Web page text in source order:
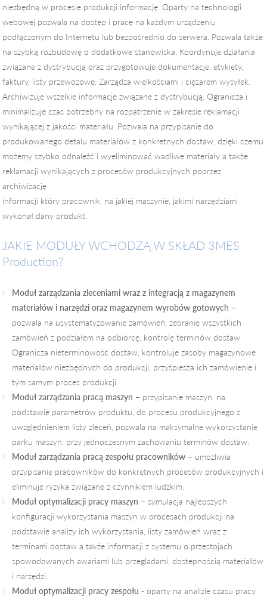
niezbędną w procesie produkcji informację. Oparty na technologii
webowej pozwala na dostęp i pracę na każdym urządzeniu
podłączonym do Internetu lub bezpośrednio do serwera. Pozwala także
na szybką rozbudowę o dodatkowe stanowiska. Koordynuje działania
związane z dystrybucją oraz przygotowuje dokumentacje: etykiety,
faktury, listy przewozowe. Zarządza wielkościami i ciężarem wysyłek.
Archiwizuje wszelkie informacje związane z dystrybucją. Ogranicza i
minimalizuje czas potrzebny na rozpatrzenie w zakresie reklamacji
wynikającej z jakości materiału. Pozwala na przypisanie do
produkowanego detalu materiałów z konkretnych dostaw, dzięki czemu
możemy szybko odnaleźć i wyeliminować wadliwe materiały a także
reklamacji wynikających z procesów produkcyjnych poprzez
archiwizację
informacji który pracownik, na jakiej maszynie, jakimi narzędziami
wykonał dany produkt.
JAKIE MODUŁY WCHODZĄ W SKŁAD 3MES
Production?
Moduł zarządzania zleceniami wraz z integracją z magazynem
materiałów i narzędzi oraz magazynem wyrobów gotowych –
pozwala na usystematyzowanie zamówień, zebranie wszystkich
zamówień z podziałem na odbiorcę, kontrolę terminów dostaw.
Ogranicza nieterminowość dostaw, kontroluje zasoby magazynowe
materiałów niezbędnych do produkcji, przyśpiesza ich zamówienie i
tym samym proces produkcji.
Moduł zarządzania pracą maszyn – przypisanie maszyn, na
podstawie parametrów produktu, do procesu produkcyjnego z
uwzględnieniem listy zleceń, pozwala na maksymalne wykorzystanie
parku maszyn, przy jednoczesnym zachowaniu terminów dostaw.
Moduł zarządzania pracą zespołu pracowników – umożliwia
przypisanie pracowników do konkretnych procesów produkcyjnych i
eliminuje ryzyka związane z czynnikiem ludzkim.
Moduł optymalizacji pracy maszyn – symulacja najlepszych
konfiguracji wykorzystania maszyn w procesach produkcji na
podstawie analizy ich wykorzystania, listy zamówień wraz z
terminami dostaw a także informacji z systemu o przestojach
spowodowanych awariami lub przegladami, dostepnością materiałów
i narzędzi.
Moduł optymalizacji pracy zespołu - oparty na analizie czasu pracy